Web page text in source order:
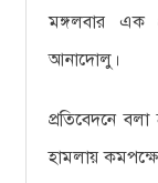
মঙ্গলবার এক
আনাদোলু।
প্রতিবেদনে
হামলায়